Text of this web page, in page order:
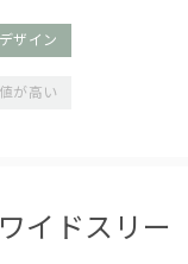
ザイン
が高い
イドスリー